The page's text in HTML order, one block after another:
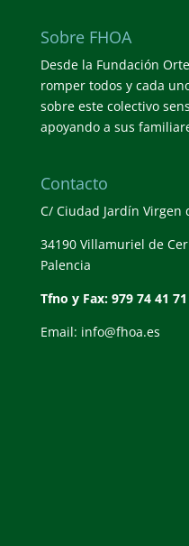
Sobre FHOA
Desde la Fundación
romper todos y cada
sobre este colectivo
apoyando a sus
Contacto
C/ Ciudad Jardín Virgen
34190 Villamuriel de
Palencia
Tfno y Fax: 979 74 41 71
Email: info@fhoa.es